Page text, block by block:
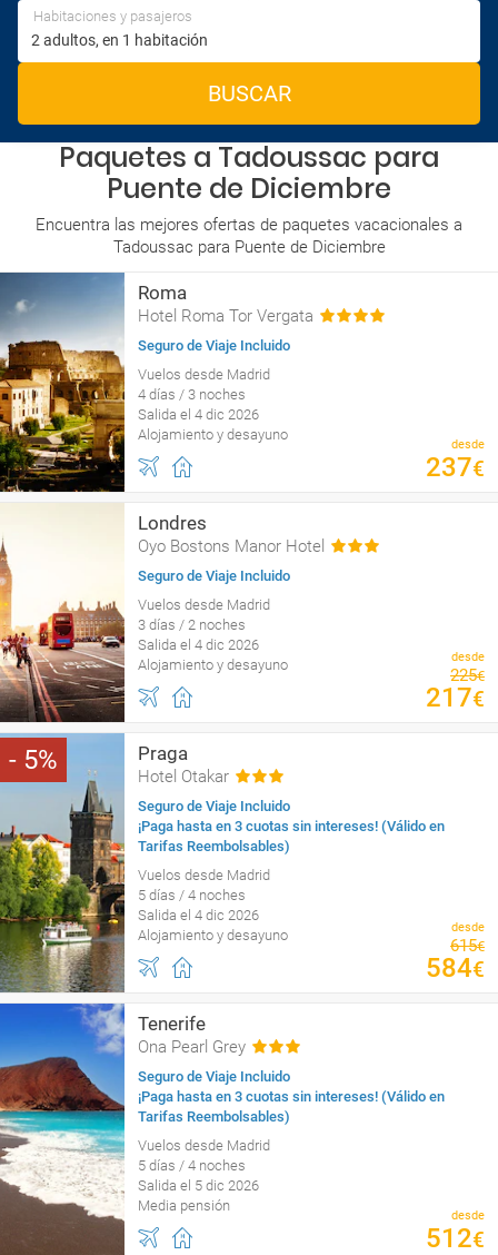
Habitaciones y pasajeros
BUSCAR
Paquetes a Tadoussac para
Puente de Diciembre
Encuentra las mejores ofertas de paquetes vacacionales a
Tadoussac para Puente de Diciembre
Roma
Hotel Roma Tor Vergata
Seguro de Viaje Incluido
Vuelos desde Madrid
4 días / 3 noches
Salida el 4 dic 2026
Alojamiento y desayuno
desde
237€
Londres
Oyo Bostons Manor Hotel
Seguro de Viaje Incluido
Vuelos desde Madrid
3 días / 2 noches
Salida el 4 dic 2026
Alojamiento y desayuno
desde
225€
217€
5 Praga
Hotel Otakar
Seguro de Viaje Incluido
¡Paga hasta en 3 cuotas sin intereses! (Válido en
Tarifas Reembolsables)
Vuelos desde Madrid
5 días / 4 noches
Salida el 4 dic 2026
Alojamiento y desayuno
desde
615€
584€
Tenerife
Ona Pearl Grey
Seguro de Viaje Incluido
¡Paga hasta en 3 cuotas sin intereses! (Válido en
Tarifas Reembolsables)
Vuelos desde Madrid
5 días / 4 noches
Salida el 5 dic 2026
Media pensión
desde
512€